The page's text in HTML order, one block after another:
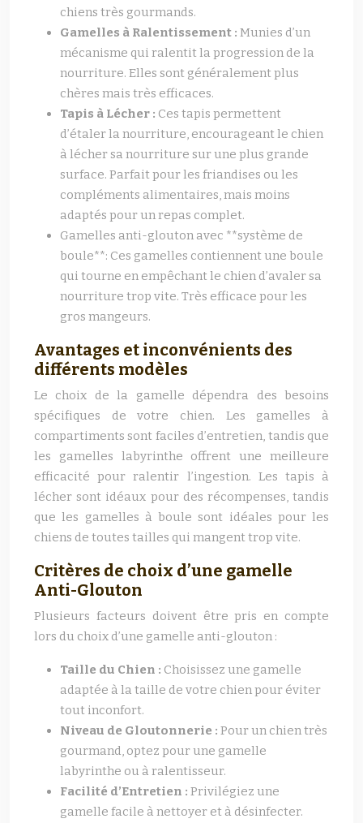
chiens très gourmands.
Gamelles à Ralentissement : Munies d’un
mécanisme qui ralentit la progression de la
nourriture. Elles sont généralement plus
chères mais très efficaces.
Tapis à Lécher : Ces tapis permettent
d’étaler la nourriture, encourageant le chien
à lécher sa nourriture sur une plus grande
surface. Parfait pour les friandises ou les
compléments alimentaires, mais moins
adaptés pour un repas complet.
Gamelles anti-glouton avec **système de
boule**: Ces gamelles contiennent une boule
qui tourne en empêchant le chien d’avaler sa
nourriture trop vite. Très efficace pour les
gros mangeurs.
Avantages et inconvénients des
différents modèles
Le choix de la gamelle dépendra des besoins
spécifiques de votre chien. Les gamelles à
compartiments sont faciles d’entretien, tandis que
les gamelles labyrinthe offrent une meilleure
efficacité pour ralentir l’ingestion. Les tapis à
lécher sont idéaux pour des récompenses, tandis
que les gamelles à boule sont idéales pour les
chiens de toutes tailles qui mangent trop vite.
Critères de choix d’une gamelle
Anti-Glouton
Plusieurs facteurs doivent être pris en compte
lors du choix d’une gamelle anti-glouton :
Taille du Chien : Choisissez une gamelle
adaptée à la taille de votre chien pour éviter
tout inconfort.
Niveau de Gloutonnerie : Pour un chien très
gourmand, optez pour une gamelle
labyrinthe ou à ralentisseur.
Facilité d’Entretien : Privilégiez une
gamelle facile à nettoyer et à désinfecter.